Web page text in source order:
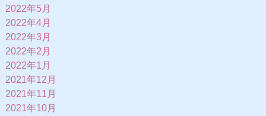
2022年5月
2022年4月
2022年3月
2022年2月
2022年1月
2021年12月
2021年11月
2021年10月